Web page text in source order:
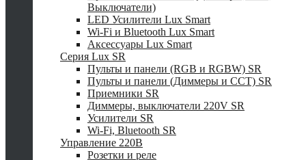
Выключатели)
LED Усилители Lux Smart
Wi-Fi и Bluetooth Lux Smart
Аксессуары Lux Smart
Серия Lux SR
Пульты и панели (RGB и RGBW) SR
Пульты и панели (Диммеры и CCT) SR
Приемники SR
Диммеры, выключатели 220V SR
Усилители SR
Wi-Fi, Bluetooth SR
Управление 220В
Розетки и реле